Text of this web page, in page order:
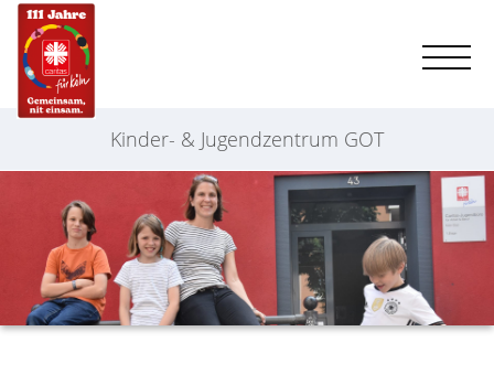
Kinder- & Jugendzentrum GOT